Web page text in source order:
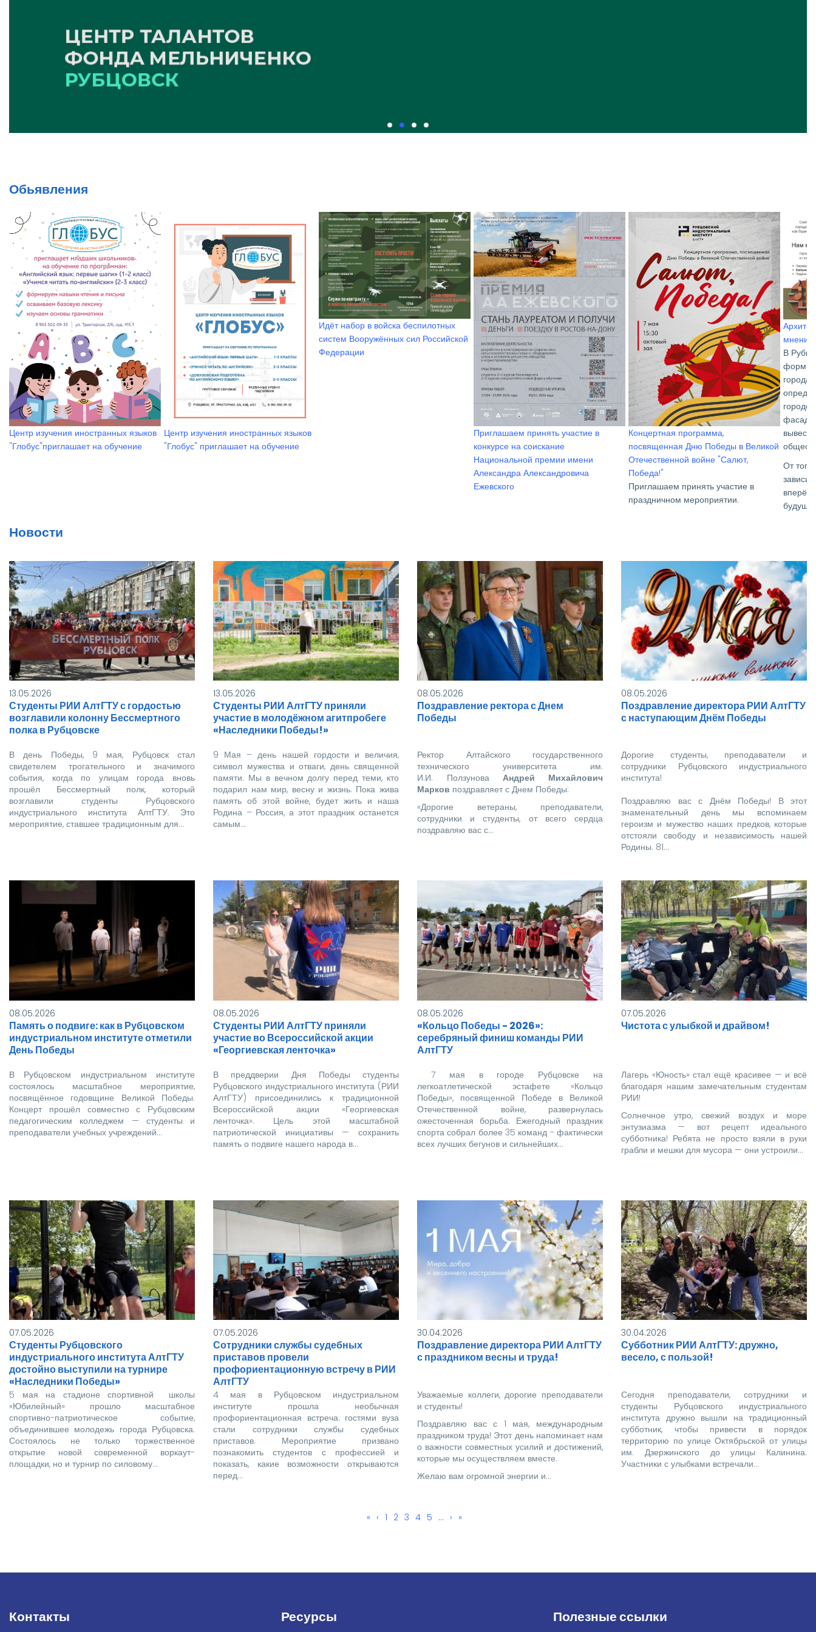
Обьявления
Центр изучения иностранных языков
"Глобус"приглашает на обучение
Центр изучения иностранных языков
"Глобус" приглашает на обучение
Идёт набор в войска беспилотных
систем Вооружённых сил Российской
Федерации
Приглашаем принять участие в
конкурсе на соискание
Национальной премии имени
Александра Александровича
Ежевского
Концертная программа,
посвященная Дню Победы в Великой
Отечественной войне "Салют,
Победа!"
Приглашаем принять участие в
праздничном мероприятии.
мнение
В
города
От
Это
вклад
каким
мы
Новости
13.05.2026
Студенты РИИ АлтГТУ с гордостью
возглавили колонну Бессмертного
полка в Рубцовске
В день Победы, 9 мая, Рубцовск стал
свидетелем трогательного и значимого
события, когда по улицам города вновь
прошёл Бессмертный полк, который
возглавили студенты Рубцовского
индустриального института АлтГТУ. Это
мероприятие, ставшее традиционным для…
13.05.2026
Студенты РИИ АлтГТУ приняли
участие в молодёжном агитпробеге
«Наследники Победы!»
9 Мая – день нашей гордости и величия,
символ мужества и отваги, день священной
памяти. Мы в вечном долгу перед теми, кто
подарил нам мир, весну и жизнь. Пока жива
память об этой войне, будет жить и наша
Родина – Россия, а этот праздник останется
самым…
08.05.2026
Поздравление ректора с Днем
Победы
Ректор Алтайского государственного
технического университета им.
И.И. ПолзуноваАндрей Михайлович
Марков поздравляет с Днем Победы:
«Дорогие ветераны, преподаватели,
сотрудники и студенты, от всего сердца
поздравляю вас с…
08.05.2026
Поздравление директора РИИ АлтГТУ
с наступающим Днём Победы
Дорогие студенты, преподаватели и
сотрудники Рубцовского индустриального
института!
Поздравляю вас с Днём Победы! В этот
знаменательный день мы вспоминаем
героизм и мужество наших предков, которые
отстояли свободу и независимость нашей
Родины. 81…
08.05.2026
Память о подвиге: как в Рубцовском
индустриальном институте отметили
День Победы
В Рубцовском индустриальном институте
состоялось масштабное мероприятие,
посвящённое годовщине Великой Победы.
Концерт прошёл совместно с Рубцовским
педагогическим колледжем — студенты и
преподаватели учебных учреждений…
08.05.2026
Студенты РИИ АлтГТУ приняли
участие во Всероссийской акции
«Георгиевская ленточка»
В преддверии Дня Победы студенты
Рубцовского индустриального института (РИИ
АлтГТУ) присоединились к традиционной
Всероссийской акции «Георгиевская
ленточка». Цель этой масштабной
патриотической инициативы — сохранить
память о подвиге нашего народа в…
08.05.2026
«Кольцо Победы - 2026»:
серебряный финиш команды РИИ
АлтГТУ
7 мая в городе Рубцовске на
легкоатлетической эстафете «Кольцо
Победы», посвященной Победе в Великой
Отечественной войне, развернулась
ожесточенная борьба. Ежегодный праздник
спорта собрал более 35 команд - фактически
всех лучших бегунов и сильнейших…
07.05.2026
Чистота с улыбкой и драйвом!
Лагерь «Юность» стал ещё красивее — и всё
благодаря нашим замечательным студентам
РИИ!
Солнечное утро, свежий воздух и море
энтузиазма — вот рецепт идеального
субботника! Ребята не просто взяли в руки
грабли и мешки для мусора — они устроили…
07.05.2026
Студенты Рубцовского
индустриального института АлтГТУ
достойно выступили на турнире
«Наследники Победы»
5 мая на стадионе спортивной школы
«Юбилейный» прошло масштабное
спортивно-патриотическое событие,
объединившее молодежь города Рубцовска.
Состоялось не только торжественное
открытие новой современной воркаут-
площадки, но и турнир по силовому…
07.05.2026
Сотрудники службы судебных
приставов провели
профориентационную встречу в РИИ
АлтГТУ
4 мая в Рубцовском индустриальном
институте прошла необычная
профориентационная встреча: гостями вуза
стали сотрудники службы судебных
приставов. Мероприятие призвано
познакомить студентов с профессией и
показать, какие возможности открываются
перед…
30.04.2026
Поздравление директора РИИ АлтГТУ
с праздником весны и труда!
Уважаемые коллеги, дорогие преподаватели
и студенты!
Поздравляю вас с 1 мая, международным
праздником труда! Этот день напоминает нам
о важности совместных усилий и достижений,
которые мы осуществляем вместе.
Желаю вам огромной энергии и…
30.04.2026
Субботник РИИ АлтГТУ: дружно,
весело, с пользой!
Сегодня преподаватели, сотрудники и
студенты Рубцовского индустриального
института дружно вышли на традиционный
субботник, чтобы привести в порядок
территорию по улице Октябрьской от улицы
им. Дзержинского до улицы Калинина.
Участники с улыбками встречали…
Первая
« ←‹ Page
1 Page
2 Текущая
3 Page
4 Page
5 … Следующая
› Последняя
»
Контакты Ресурсы Полезные ссылки